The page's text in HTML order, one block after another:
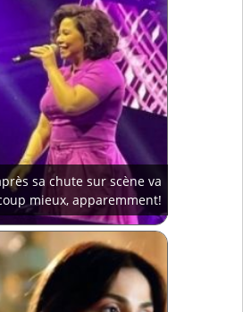
sa chute sur scène va
mieux, apparemment!